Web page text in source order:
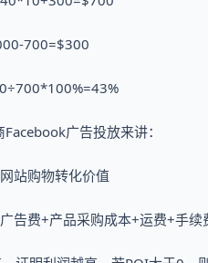
700=$300
广告投放来讲：
站购物转化价值
告费+产品采购成本+运费+手续